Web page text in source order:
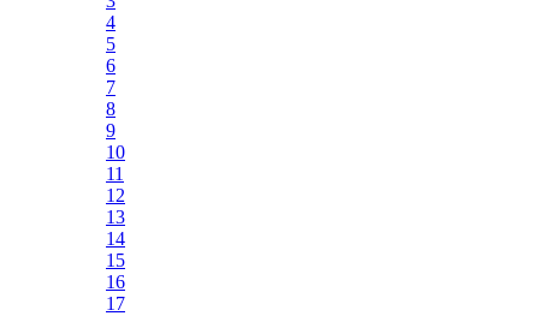
4
5
6
7
8
9
10
11
12
13
14
15
16
17